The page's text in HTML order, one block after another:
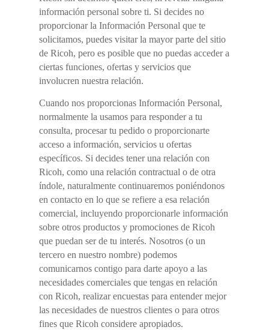
información personal sobre ti. Si decides no
proporcionar la Información Personal que te
solicitamos, puedes visitar la mayor parte del sitio
de Ricoh, pero es posible que no puedas acceder a
ciertas funciones, ofertas y servicios que
involucren nuestra relación.
Cuando nos proporcionas Información Personal,
normalmente la usamos para responder a tu
consulta, procesar tu pedido o proporcionarte
acceso a información, servicios u ofertas
específicos. Si decides tener una relación con
Ricoh, como una relación contractual o de otra
índole, naturalmente continuaremos poniéndonos
en contacto en lo que se refiere a esa relación
comercial, incluyendo proporcionarle información
sobre otros productos y promociones de Ricoh
que puedan ser de tu interés. Nosotros (o un
tercero en nuestro nombre) podemos
comunicarnos contigo para darte apoyo a las
necesidades comerciales que tengas en relación
con Ricoh, realizar encuestas para entender mejor
las necesidades de nuestros clientes o para otros
fines que Ricoh considere apropiados.